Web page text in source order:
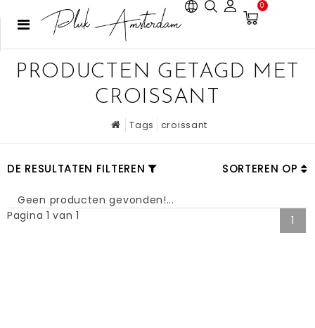
0
PRODUCTEN GETAGD MET
CROISSANT
Tags croissant
DE RESULTATEN FILTEREN SORTEREN OP
Geen producten gevonden!...
Pagina 1 van 1
1